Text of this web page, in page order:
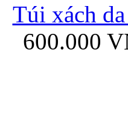
Túi xách
600.000